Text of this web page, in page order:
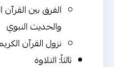
الفرق بين
والحديث النبوي
نزول القرآن
ثالثاً: التلاوة